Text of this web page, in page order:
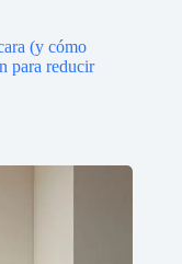
(y cómo
para reducir